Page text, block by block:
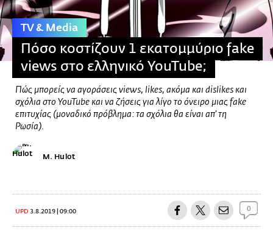
TV & Media
Πόσο κοστίζουν 1 εκατομμύριο fake
views στο ελληνικό YouTube;
Πώς μπορείς να αγοράσεις views, likes, ακόμα και dislikes και
σχόλια στο YouTube και να ζήσεις για λίγο το όνειρο μιας fake
επιτυχίας (μοναδικό πρόβλημα: τα σχόλια θα είναι απ' τη
Ρωσία).
M. Hulot
UPD 3.8.2019 | 09:00 0